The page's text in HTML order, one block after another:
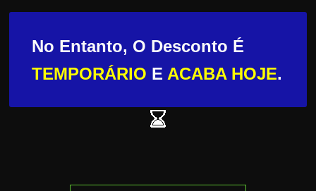
No Entanto, O Desconto É
TEMPORÁRIO E ACABA HOJE.